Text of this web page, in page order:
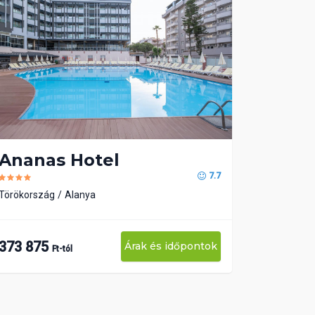
Hotel
7.7
Alanya
875 Ft-tól Árak és időpontok